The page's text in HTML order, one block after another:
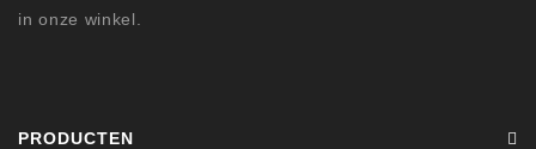
in onze winkel.
PRODUCTEN